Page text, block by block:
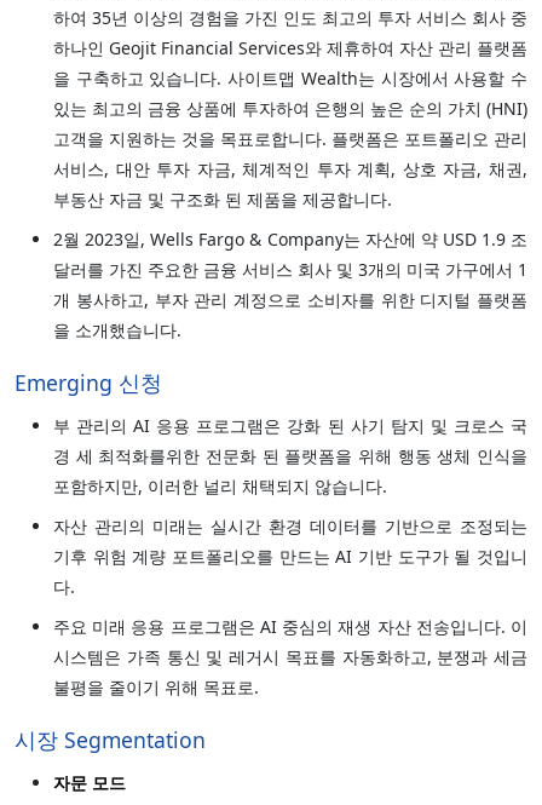
하여 35년 이상의 경험을 가진 인도 최고의 투자 서비스 회사 중
하나인 Geojit Financial Services와 제휴하여 자산 관리 플랫폼
을 구축하고 있습니다. 사이트맵 Wealth는 시장에서 사용할 수
있는 최고의 금융 상품에 투자하여 은행의 높은 순의 가치 (HNI)
고객을 지원하는 것을 목표로합니다. 플랫폼은 포트폴리오 관리
서비스, 대안 투자 자금, 체계적인 투자 계획, 상호 자금, 채권,
부동산 자금 및 구조화 된 제품을 제공합니다.
2월 2023일, Wells Fargo & Company는 자산에 약 USD 1.9 조
달러를 가진 주요한 금융 서비스 회사 및 3개의 미국 가구에서 1
개 봉사하고, 부자 관리 계정으로 소비자를 위한 디지털 플랫폼
을 소개했습니다.
Emerging 신청
부 관리의 AI 응용 프로그램은 강화 된 사기 탐지 및 크로스 국
경 세 최적화를위한 전문화 된 플랫폼을 위해 행동 생체 인식을
포함하지만, 이러한 널리 채택되지 않습니다.
자산 관리의 미래는 실시간 환경 데이터를 기반으로 조정되는
기후 위험 계량 포트폴리오를 만드는 AI 기반 도구가 될 것입니
다.
주요 미래 응용 프로그램은 AI 중심의 재생 자산 전송입니다. 이
시스템은 가족 통신 및 레거시 목표를 자동화하고, 분쟁과 세금
불평을 줄이기 위해 목표로.
시장 Segmentation
자문 모드